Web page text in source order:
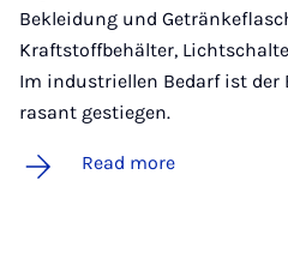
Bekleidung und
Kraftstoffbehälter,
Im industriellen Bedarf ist
rasant gestiegen.
Read more